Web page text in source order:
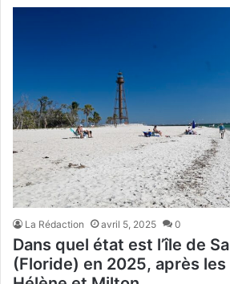
La Rédaction avril 5, 2025 0
Dans quel état est l’île de
(Floride) en 2025, après les